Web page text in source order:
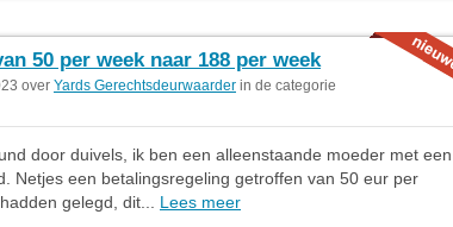
50 per week naar 188 per week
over Yards Gerechtsdeurwaarder in de categorie
door duivels, ik ben een alleenstaande moeder met een
Netjes een betalingsregeling getroffen van 50 eur per
gelegd, dit... Lees meer